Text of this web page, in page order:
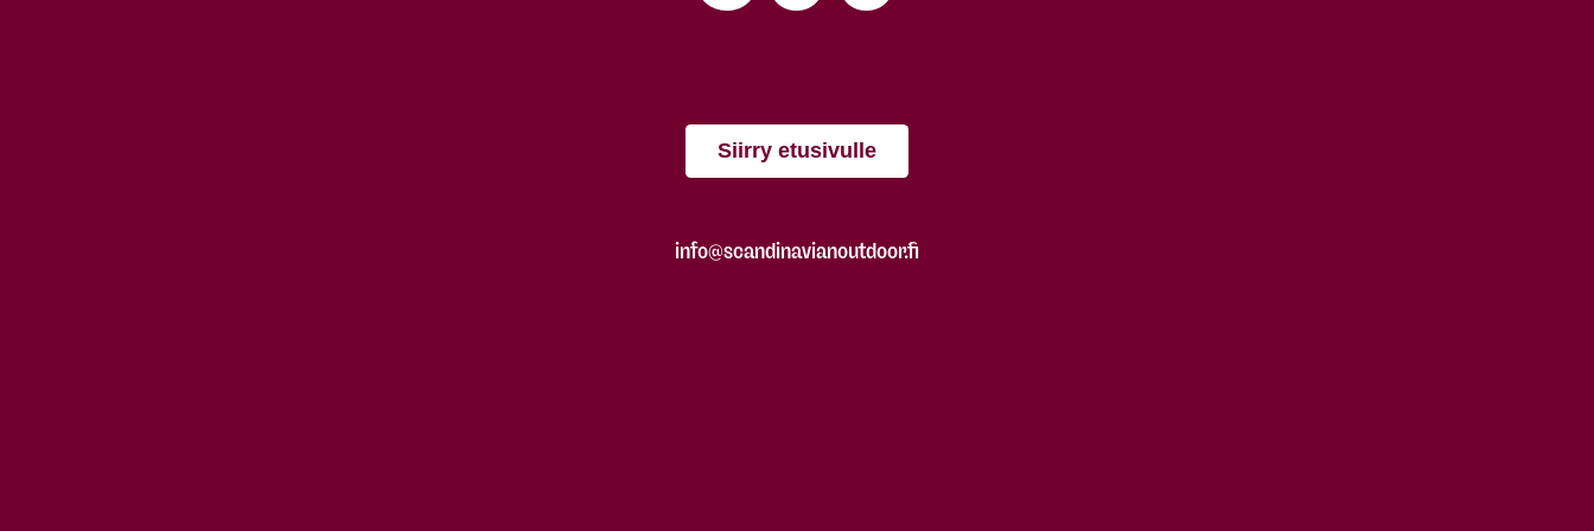
Siirry etusivulle
info@scandinavianoutdoor.fi